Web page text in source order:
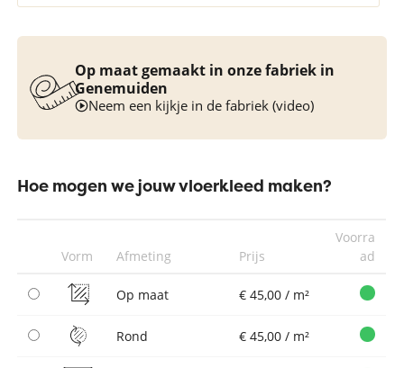
Op maat gemaakt in onze fabriek in
Genemuiden
Neem een kijkje in de fabriek (video)
Hoe mogen we jouw vloerkleed maken?
Vorm Afmeting Prijs
Voorra
ad
Op maat € 45,00 / m²
Rond € 45,00 / m²